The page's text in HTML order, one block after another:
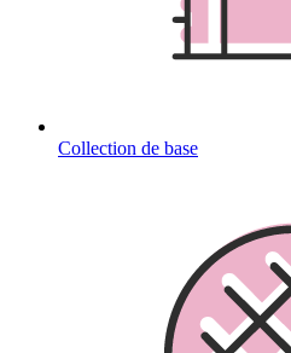
Collection de base